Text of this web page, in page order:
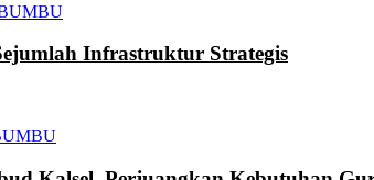
Infrastruktur Strategis